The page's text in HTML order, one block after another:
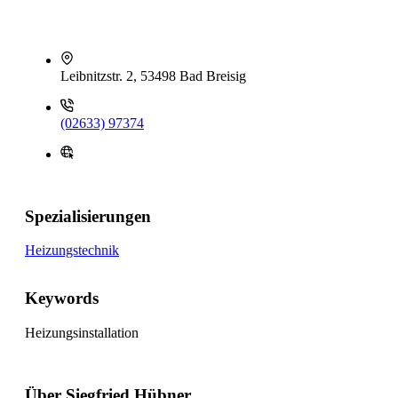
Leibnitzstr. 2, 53498 Bad Breisig
(02633) 97374
Spezialisierungen
Heizungstechnik
Keywords
Heizungsinstallation